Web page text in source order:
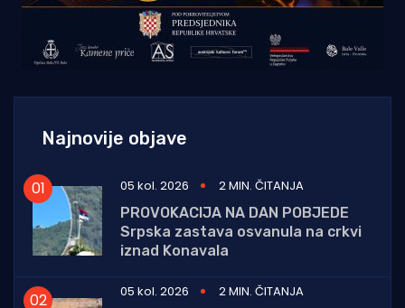
Najnovije objave
05 kol. 2026
2 MIN. ČITANJA
PROVOKACIJA NA DAN POBJEDE
Srpska zastava osvanula na crkvi
iznad Konavala
05 kol. 2026
2 MIN. ČITANJA